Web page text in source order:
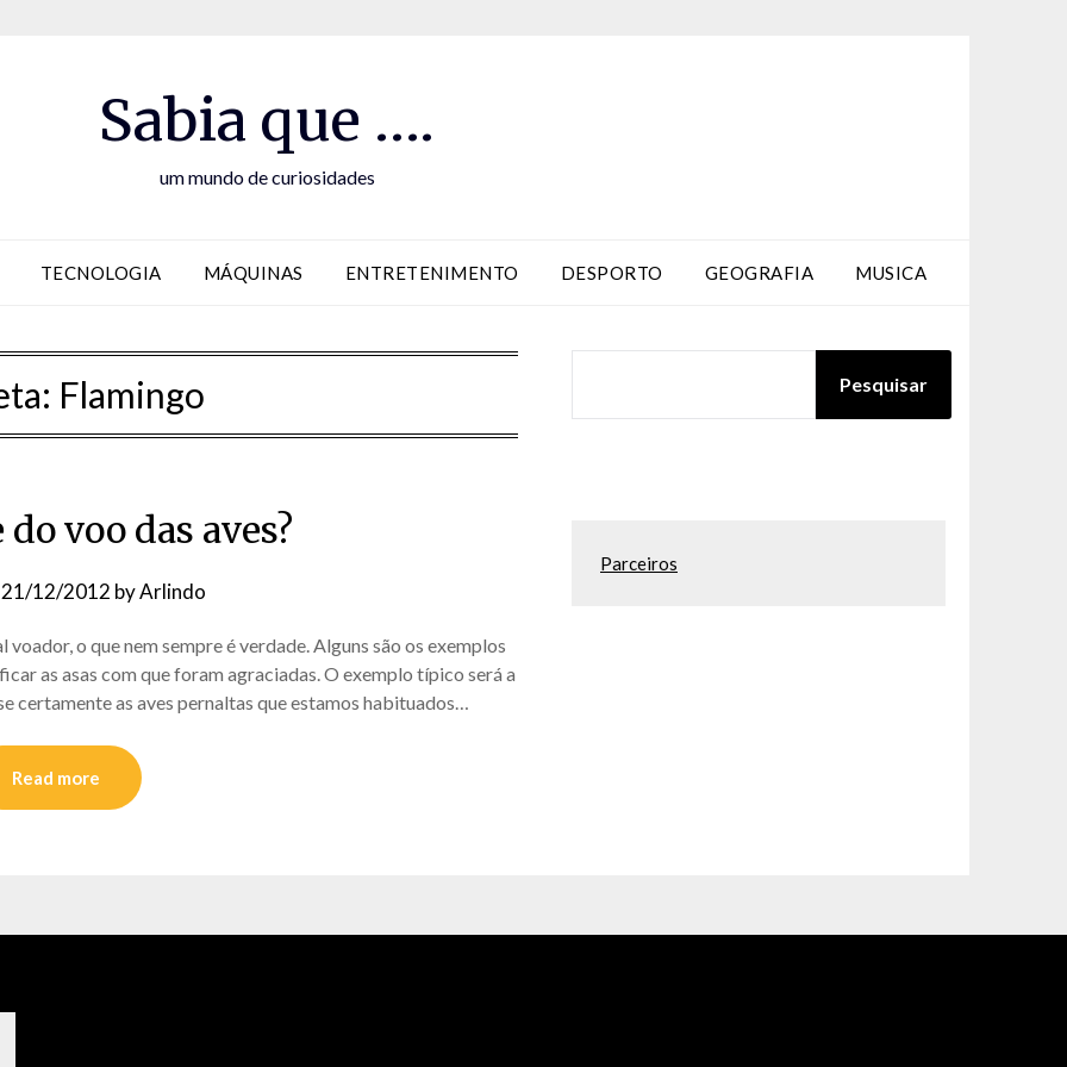
Sabia que ….
um mundo de curiosidades
TECNOLOGIA MÁQUINAS ENTRETENIMENTO DESPORTO GEOGRAFIA MUSICA
Flamingo
do voo das aves?
21/12/2012 byArlindo
o que nem sempre é verdade. Alguns são os exemplos
as asas com que foram agraciadas. O exemplo típico será a
certamente as aves pernaltas que estamos habituados…
Read more
Pesquisar
Parceiros